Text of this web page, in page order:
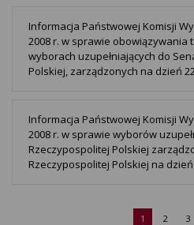
Informacja Państwowej Komisji
2008 r. w sprawie obowiązywania
wyborach uzupełniających do
Polskiej, zarządzonych na dzień
Informacja Państwowej Komisji
2008 r. w sprawie wyborów
Rzeczypospolitej Polskiej
Rzeczypospolitej Polskiej na dzień
1 2 3